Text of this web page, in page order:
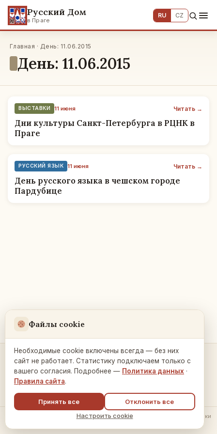
Русский Дом
в Праге
RU CZ
Главная · День: 11.06.2015
День: 11.06.2015
ВЫСТАВКИ 11 июня Читать →
Дни культуры Санкт-Петербурга в РЦНК в
Праге
РУССКИЙ ЯЗЫК 11 июня Читать →
День русского языка в чешском городе
Пардубице
Контакты и связь →
© 2026 Русский Дом в Праге ·Политика обработки данных
Настройки
Файлы cookie
Необходимые cookie включены всегда — без них
сайт не работает. Статистику подключаем только с
вашего согласия. Подробнее — Политика данных ·
Правила сайта.
Принять все
Отклонить все
Настроить cookie